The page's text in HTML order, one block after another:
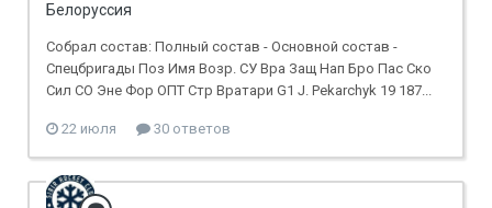
Белоруссия
Собрал состав: Полный состав - Основной состав -
Спецбригады Поз Имя Возр. СУ Вра Защ Нап Бро Пас Ско
Сил СО Эне Фор ОПТ Стр Вратари G1 J. Pekarchyk 19 187...
22 июля 30 ответов